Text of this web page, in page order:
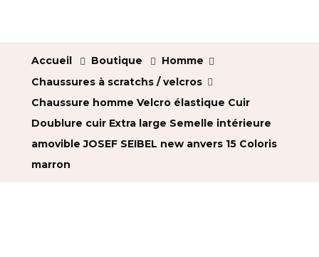
Accueil Boutique
Homme
Chaussures à scratchs / velcros
Chaussure homme Velcro élastique Cuir
Doublure cuir Extra large Semelle intérieure
amovible JOSEF SEIBEL new anvers 15 Coloris
marron